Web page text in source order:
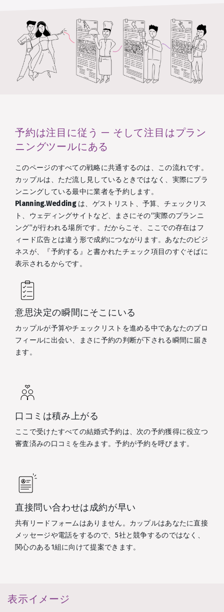
予約は注目に従う — そして注目はプラン
ニングツールにある
このページのすべての戦略に共通するのは、この流れです。
カップルは、ただ流し見しているときではなく、実際にプラ
ンニングしている最中に業者を予約します。
Planning.Weddingは、ゲストリスト、予算、チェックリス
ト、ウェディングサイトなど、まさにその“実際のプランニ
ング”が行われる場所です。だからこそ、ここでの存在はフ
ィード広告とは違う形で成約につながります。あなたのビジ
ネスが、『予約する』と書かれたチェック項目のすぐそばに
表示されるからです。
意思決定の瞬間にそこにいる
カップルが予算やチェックリストを進める中であなたのプロ
フィールに出会い、まさに予約の判断が下される瞬間に届き
ます。
口コミは積み上がる
ここで受けたすべての結婚式予約は、次の予約獲得に役立つ
審査済みの口コミを生みます。予約が予約を呼びます。
直接問い合わせは成約が早い
共有リードフォームはありません。カップルはあなたに直接
メッセージや電話をするので、5社と競争するのではなく、
関心のある1組に向けて提案できます。
表示イメージ